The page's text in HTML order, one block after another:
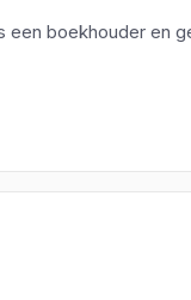
een boekhouder en